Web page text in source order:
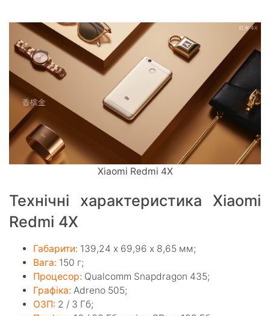
Xiaomi Redmi 4X
Технічні характеристика Xiaomi
Redmi 4X
Габарити: 139,24 х 69,96 х 8,65 мм;
Вага: 150 г;
Процесор: Qualcomm Snapdragon 435;
Графіка: Adreno 505;
ОЗП: 2 / 3 Гб;